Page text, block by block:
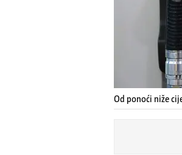
Od ponoći niže